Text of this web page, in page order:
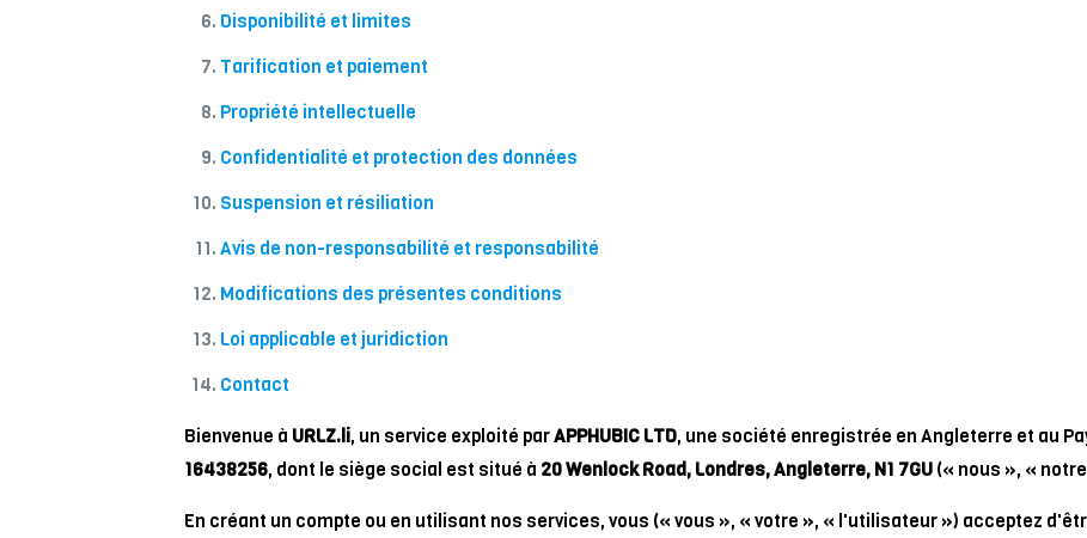
Disponibilité et limites
Tarification et paiement
Propriété intellectuelle
Confidentialité et protection des données
Suspension et résiliation
Avis de non-responsabilité et responsabilité
Modifications des présentes conditions
Loi applicable et juridiction
Contact
Bienvenue à URLZ.li, un service exploité parAPPHUBIC LTD, une société enregistrée en Angleterre et au
16438256, dont le siège social est situé à 20 Wenlock Road, Londres, Angleterre, N1 7GU (« nous », «
En créant un compte ou en utilisant nos services, vous (« vous », « votre », « l'utilisateur ») acceptez